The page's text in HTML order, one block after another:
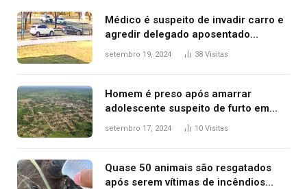
Médico é suspeito de invadir carro e
agredir delegado aposentado
durante confusão no trânsito
setembro 19, 2024 38 Visitas
Homem é preso após amarrar
adolescente suspeito de furto em
estaca de cerca e agredi-lo
setembro 17, 2024 10 Visitas
Quase 50 animais são resgatados
após serem vítimas de incêndios